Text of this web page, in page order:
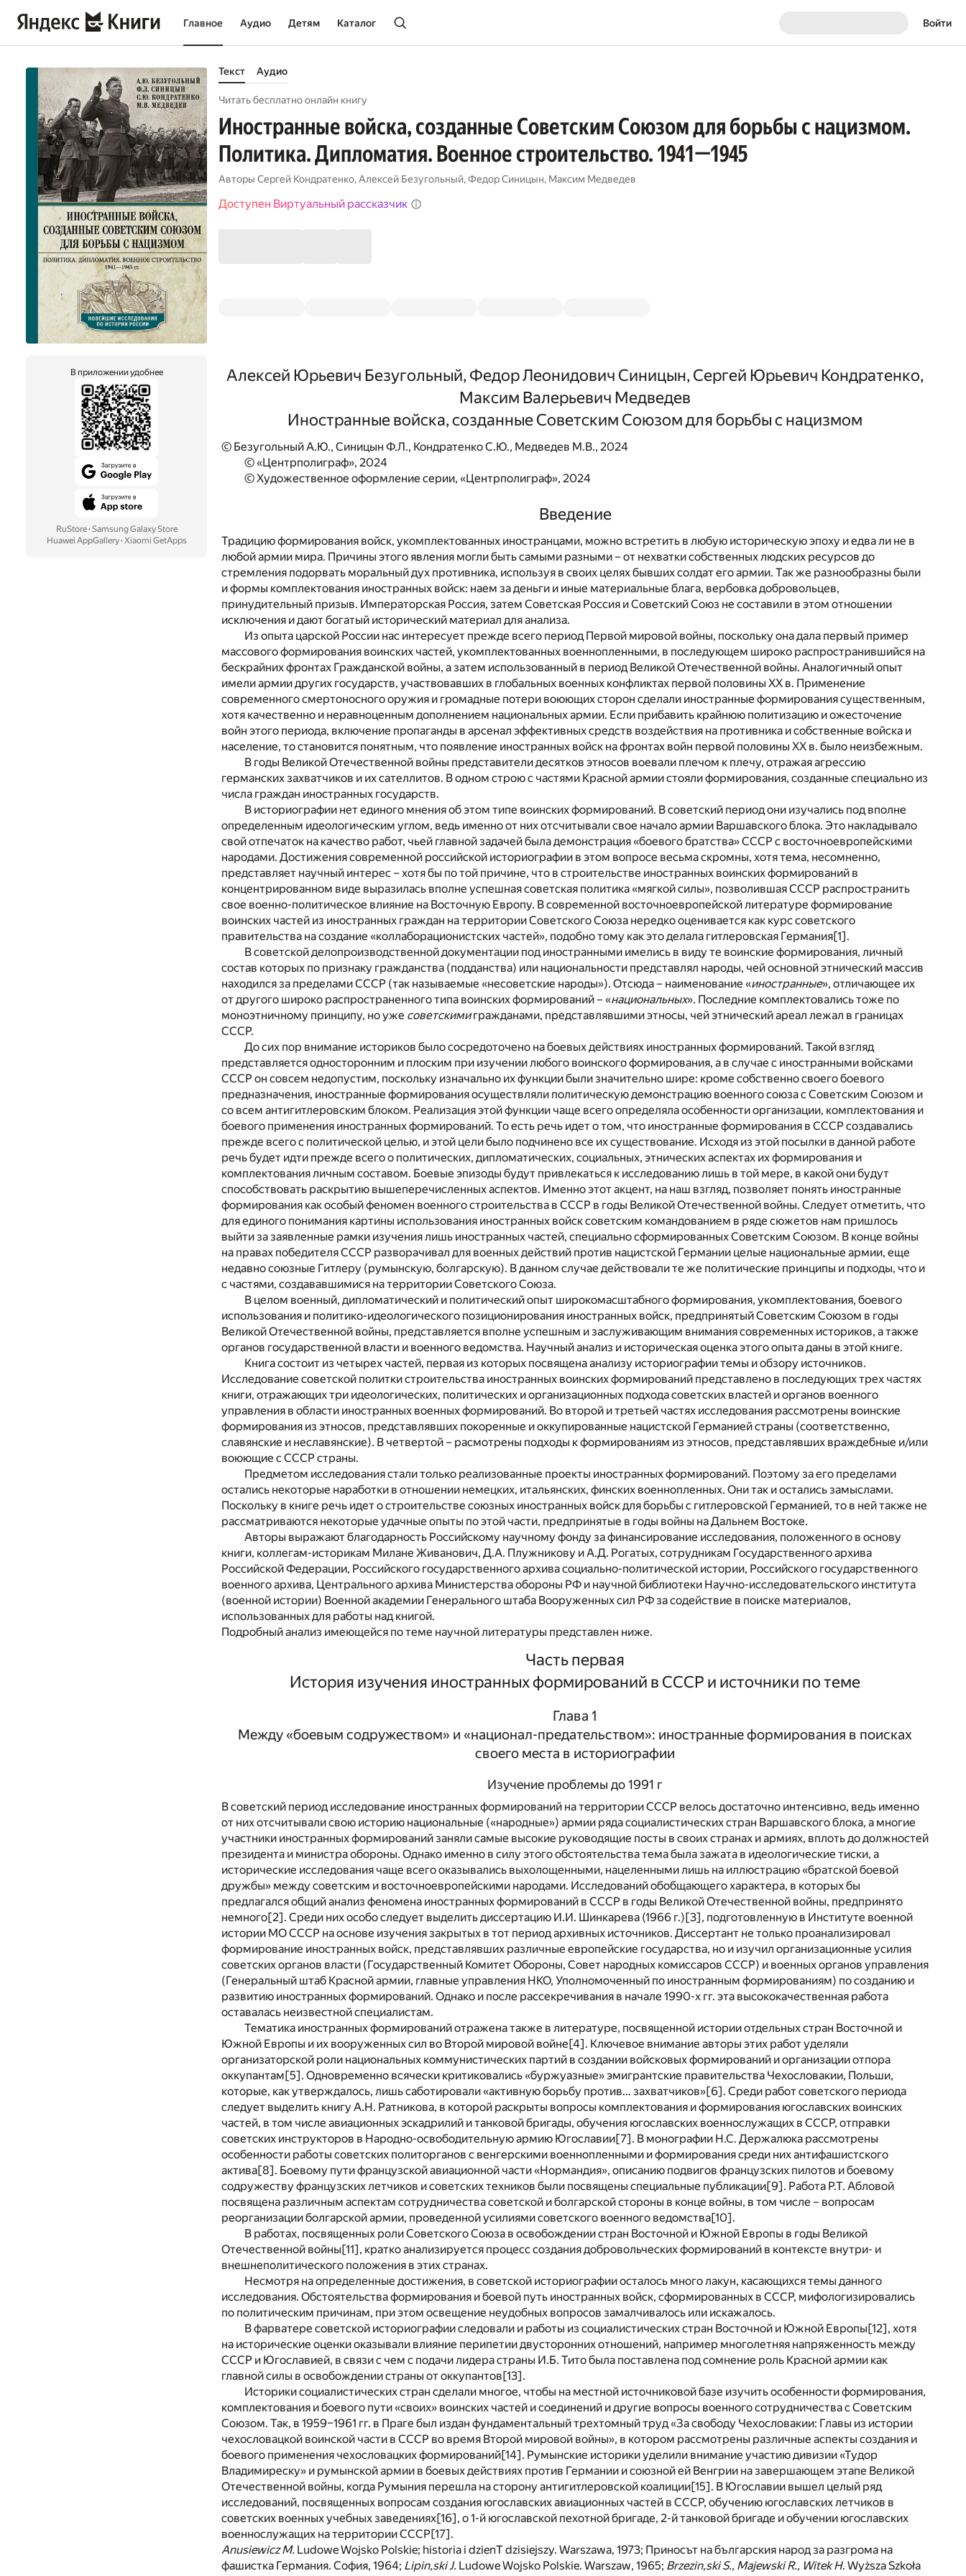
Главное Аудио Детям Каталог Войти
В приложении удобнее
RuStore· Samsung Galaxy Store
Huawei AppGallery· Xiaomi GetApps
Текст Аудио
Читать бесплатно онлайн книгу
Иностранные войска, созданные Советским Союзом для борьбы с нацизмом.
Политика. Дипломатия. Военное строительство. 1941—1945
Авторы Сергей Кондратенко,Алексей Безугольный,Федор Синицын, Максим Медведев
Доступен Виртуальный рассказчик
Алексей Юрьевич Безугольный, Федор Леонидович Синицын, Сергей Юрьевич Кондратенко,
Максим Валерьевич Медведев
Иностранные войска, созданные Советским Союзом для борьбы с нацизмом
© Безугольный А.Ю., Синицын Ф.Л., Кондратенко С.Ю., Медведев М.В., 2024
© «Центрполиграф», 2024
© Художественное оформление серии, «Центрполиграф», 2024
Введение
Традицию формирования войск, укомплектованных иностранцами, можно встретить в любую историческую эпоху и едва ли не в
любой армии мира. Причины этого явления могли быть самыми разными – от нехватки собственных людских ресурсов до
стремления подорвать моральный дух противника, используя в своих целях бывших солдат его армии. Так же разнообразны были
и формы комплектования иностранных войск: наем за деньги и иные материальные блага, вербовка добровольцев,
принудительный призыв. Императорская Россия, затем Советская Россия и Советский Союз не составили в этом отношении
исключения и дают богатый исторический материал для анализа.
Из опыта царской России нас интересует прежде всего период Первой мировой войны, поскольку она дала первый пример
массового формирования воинских частей, укомплектованных военнопленными, в последующем широко распространившийся на
бескрайних фронтах Гражданской войны, а затем использованный в период Великой Отечественной войны. Аналогичный опыт
имели армии других государств, участвовавших в глобальных военных конфликтах первой половины XX в. Применение
современного смертоносного оружия и громадные потери воюющих сторон сделали иностранные формирования существенным,
хотя качественно и неравноценным дополнением национальных армии. Если прибавить крайнюю политизацию и ожесточение
войн этого периода, включение пропаганды в арсенал эффективных средств воздействия на противника и собственные войска и
население, то становится понятным, что появление иностранных войск на фронтах войн первой половины XX в. было неизбежным.
В годы Великой Отечественной войны представители десятков этносов воевали плечом к плечу, отражая агрессию
германских захватчиков и их сателлитов. В одном строю с частями Красной армии стояли формирования, созданные специально из
числа граждан иностранных государств.
В историографии нет единого мнения об этом типе воинских формирований. В советский период они изучались под вполне
определенным идеологическим углом, ведь именно от них отсчитывали свое начало армии Варшавского блока. Это накладывало
свой отпечаток на качество работ, чьей главной задачей была демонстрация «боевого братства» СССР с восточноевропейскими
народами. Достижения современной российской историографии в этом вопросе весьма скромны, хотя тема, несомненно,
представляет научный интерес – хотя бы по той причине, что в строительстве иностранных воинских формирований в
концентрированном виде выразилась вполне успешная советская политика «мягкой силы», позволившая СССР распространить
свое военно-политическое влияние на Восточную Европу. В современной восточноевропейской литературе формирование
воинских частей из иностранных граждан на территории Советского Союза нередко оценивается как курс советского
правительства на создание «коллаборационистских частей», подобно тому как это делала гитлеровская Германия[1].
В советской делопроизводственной документации под иностранными имелись в виду те воинские формирования, личный
состав которых по признаку гражданства (подданства) или национальности представлял народы, чей основной этнический массив
находился за пределами СССР (так называемые «несоветские народы»). Отсюда – наименование «иностранные», отличающее их
от другого широко распространенного типа воинских формирований – «национальных». Последние комплектовались тоже по
моноэтничному принципу, но уже советскимигражданами, представлявшими этносы, чей этнический ареал лежал в границах
СССР.
До сих пор внимание историков было сосредоточено на боевых действиях иностранных формирований. Такой взгляд
представляется односторонним и плоским при изучении любого воинского формирования, а в случае с иностранными войсками
СССР он совсем недопустим, поскольку изначально их функции были значительно шире: кроме собственно своего боевого
предназначения, иностранные формирования осуществляли политическую демонстрацию военного союза с Советским Союзом и
со всем антигитлеровским блоком. Реализация этой функции чаще всего определяла особенности организации, комплектования и
боевого применения иностранных формирований. То есть речь идет о том, что иностранные формирования в СССР создавались
прежде всего с политической целью, и этой цели было подчинено все их существование. Исходя из этой посылки в данной работе
речь будет идти прежде всего о политических, дипломатических, социальных, этнических аспектах их формирования и
комплектования личным составом. Боевые эпизоды будут привлекаться к исследованию лишь в той мере, в какой они будут
способствовать раскрытию вышеперечисленных аспектов. Именно этот акцент, на наш взгляд, позволяет понять иностранные
формирования как особый феномен военного строительства в СССР в годы Великой Отечественной войны. Следует отметить, что
для единого понимания картины использования иностранных войск советским командованием в ряде сюжетов нам пришлось
выйти за заявленные рамки изучения лишь иностранных частей, специально сформированных Советским Союзом. В конце войны
на правах победителя СССР разворачивал для военных действий против нацистской Германии целые национальные армии, еще
недавно союзные Гитлеру (румынскую, болгарскую). В данном случае действовали те же политические принципы и подходы, что и
с частями, создававшимися на территории Советского Союза.
В целом военный, дипломатический и политический опыт широкомасштабного формирования, укомплектования, боевого
использования и политико-идеологического позиционирования иностранных войск, предпринятый Советским Союзом в годы
Великой Отечественной войны, представляется вполне успешным и заслуживающим внимания современных историков, а также
органов государственной власти и военного ведомства. Научный анализ и историческая оценка этого опыта даны в этой книге.
Книга состоит из четырех частей, первая из которых посвящена анализу историографии темы и обзору источников.
Исследование советской политки строительства иностранных воинских формирований представлено в последующих трех частях
книги, отражающих три идеологических, политических и организационных подхода советских властей и органов военного
управления в области иностранных военных формирований. Во второй и третьей частях исследования рассмотрены воинские
формирования из этносов, представлявших покоренные и оккупированные нацистской Германией страны (соответственно,
славянские и неславянские). В четвертой – расмотрены подходы к формированиям из этносов, представлявших враждебные и/или
воюющие с СССР страны.
Предметом исследования стали только реализованные проекты иностранных формирований. Поэтому за его пределами
остались некоторые наработки в отношении немецких, итальянских, финских военнопленных. Они так и остались замыслами.
Поскольку в книге речь идет о строительстве союзных иностранных войск для борьбы с гитлеровской Германией, то в ней также не
рассматриваются некоторые удачные опыты по этой части, предпринятые в годы войны на Дальнем Востоке.
Авторы выражают благодарность Российскому научному фонду за финансирование исследования, положенного в основу
книги, коллегам-историкам Милане Живанович, Д.А. Плужникову и А.Д. Рогатых, сотрудникам Государственного архива
Российской Федерации, Российского государственного архива социально-политической истории, Российского государственного
военного архива, Центрального архива Министерства обороны РФ и научной библиотеки Научно-исследовательского института
(военной истории) Военной академии Генерального штаба Вооруженных сил РФ за содействие в поиске материалов,
использованных для работы над книгой.
Подробный анализ имеющейся по теме научной литературы представлен ниже.
Часть первая
История изучения иностранных формирований в СССР и источники по теме
Глава 1
Между «боевым содружеством» и «национал-предательством»: иностранные формирования в поисках
своего места в историографии
Изучение проблемы до 1991 г
В советский период исследование иностранных формирований на территории СССР велось достаточно интенсивно, ведь именно
от них отсчитывали свою историю национальные («народные») армии ряда социалистических стран Варшавского блока, а многие
участники иностранных формирований заняли самые высокие руководящие посты в своих странах и армиях, вплоть до должностей
президента и министра обороны. Однако именно в силу этого обстоятельства тема была зажата в идеологические тиски, а
исторические исследования чаще всего оказывались выхолощенными, нацеленными лишь на иллюстрацию «братской боевой
дружбы» между советским и восточноевропейскими народами. Исследований обобщающего характера, в которых бы
предлагался общий анализ феномена иностранных формирований в СССР в годы Великой Отечественной войны, предпринято
немного[2] . Среди них особо следует выделить диссертацию И.И. Шинкарева (1966 г.) [3] , подготовленную в Институте военной
истории МО СССР на основе изучения закрытых в тот период архивных источников. Диссертант не только проанализировал
формирование иностранных войск, представлявших различные европейские государства, но и изучил организационные усилия
советских органов власти (Государственный Комитет Обороны, Совет народных комиссаров СССР) и военных органов управления
(Генеральный штаб Красной армии, главные управления НКО, Уполномоченный по иностранным формированиям) по созданию и
развитию иностранных формирований. Однако и после рассекречивания в начале 1990-х гг. эта высококачественная работа
оставалась неизвестной специалистам.
Тематика иностранных формирований отражена также в литературе, посвященной истории отдельных стран Восточной и
Южной Европы и их вооруженных сил во Второй мировой войне [4] . Ключевое внимание авторы этих работ уделяли
организаторской роли национальных коммунистических партий в создании войсковых формирований и организации отпора
оккупантам [5] . Одновременно всячески критиковались «буржуазные» эмигрантские правительства Чехословакии, Польши,
которые, как утверждалось, лишь саботировали «активную борьбу против… захватчиков»[6] . Среди работ советского периода
следует выделить книгу А.Н. Ратникова, в которой раскрыты вопросы комплектования и формирования югославских воинских
частей, в том числе авиационных эскадрилий и танковой бригады, обучения югославских военнослужащих в СССР, отправки
советских инструкторов в Народно-освободительную армию Югославии[7] . В монографии Н.С. Держалюка рассмотрены
особенности работы советских политорганов с венгерскими военнопленными и формирования среди них антифашистского
актива[8] . Боевому пути французской авиационной части «Нормандия», описанию подвигов французских пилотов и боевому
содружеству французских летчиков и советских техников были посвящены специальные публикации[9] . Работа Р.Т. Абловой
посвящена различным аспектам сотрудничества советской и болгарской стороны в конце войны, в том числе – вопросам
реорганизации болгарской армии, проведенной усилиями советского военного ведомства[10] .
В работах, посвященных роли Советского Союза в освобождении стран Восточной и Южной Европы в годы Великой
Отечественной войны [11] , кратко анализируется процесс создания добровольческих формирований в контексте внутри- и
внешнеполитического положения в этих странах.
Несмотря на определенные достижения, в советской историографии осталось много лакун, касающихся темы данного
исследования. Обстоятельства формирования и боевой путь иностранных войск, сформированных в СССР, мифологизировались
по политическим причинам, при этом освещение неудобных вопросов замалчивалось или искажалось.
В фарватере советской историографии следовали и работы из социалистических стран Восточной и Южной Европы [12] , хотя
на исторические оценки оказывали влияние перипетии двусторонних отношений, например многолетняя напряженность между
СССР и Югославией, в связи с чем с подачи лидера страны И.Б. Тито была поставлена под сомнение роль Красной армии как
главной силы в освобождении страны от оккупантов [13] .
Историки социалистических стран сделали многое, чтобы на местной источниковой базе изучить особенности формирования,
комплектования и боевого пути «своих» воинских частей и соединений и другие вопросы военного сотрудничества с Советским
Союзом. Так, в 1959–1961 гг. в Праге был издан фундаментальный трехтомный труд «За свободу Чехословакии: Главы из истории
чехословацкой воинской части в СССР во время Второй мировой войны», в котором рассмотрены различные аспекты создания и
боевого применения чехословацких формирований[14] . Румынские историки уделили внимание участию дивизии «Тудор
Владимиреску» и румынской армии в боевых действиях против Германии и союзной ей Венгрии на завершающем этапе Великой
Отечественной войны, когда Румыния перешла на сторону антигитлеровской коалиции[15] . В Югославии вышел целый ряд
исследований, посвященных вопросам создания югославских авиационных частей в СССР, обучению югославских летчиков в
советских военных учебных заведениях[16] , о 1-й югославской пехотной бригаде, 2-й танковой бригаде и обучении югославских
военнослужащих на территории СССР [17] .
Anusiewicz M. Ludowe Wojsko Polskie; historia i dzienT dzisiejszy. Warszawa, 1973; Приносът на българския народ за разгрома на
фашистка Германия. София, 1964; Lipin,ski J. Ludowe Wojsko Polskie. Warszaw, 1965; Brzezin,ski S., Majewski R., Witek H. Wyższa Szkoła